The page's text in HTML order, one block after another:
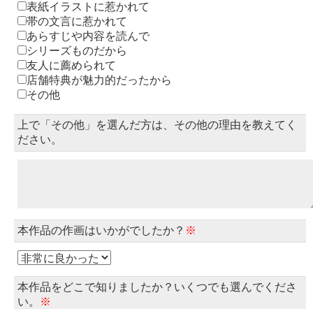
表紙イラストに惹かれて
帯の文言に惹かれて
あらすじや内容を読んで
シリーズものだから
友人に薦められて
店舗特典が魅力的だったから
その他
上で「その他」を選んだ方は、その他の理由を教えてく
ださい。
本作品の作画はいかがでしたか？ ※
本作品をどこで知りましたか？いくつでも選んでくださ
い。
※